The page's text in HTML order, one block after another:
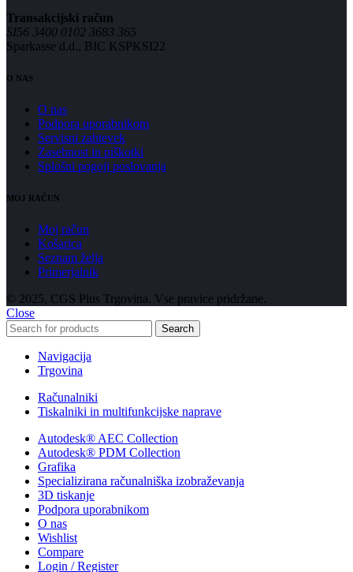
Transakcijski račun
SI56 3400 0102 3683 365
Sparkasse d.d., BIC KSPKSI22
O NAS
O nas
Podpora uporabnikom
Servisni zahtevek
Zasebnost in piškotki
Splošni pogoji poslovanja
MOJ RAČUN
Moj račun
Košarica
Seznam želja
Primerjalnik
© 2025, CGS Plus Trgovina. Vse pravice pridržane.
Close
Search
Navigacija
Trgovina
Računalniki
Tiskalniki in multifunkcijske naprave
Autodesk® AEC Collection
Autodesk® PDM Collection
Grafika
Specializirana računalniška izobraževanja
3D tiskanje
Podpora uporabnikom
O nas
Wishlist
Compare
Login / Register